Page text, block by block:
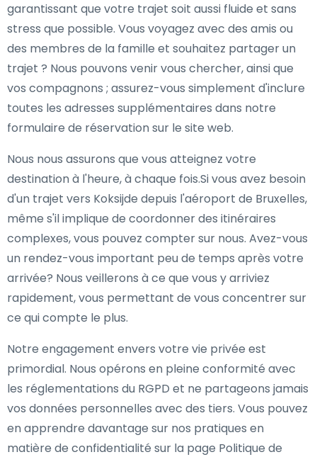
garantissant que votre trajet soit aussi fluide et sans
stress que possible. Vous voyagez avec des amis ou
des membres de la famille et souhaitez partager un
trajet ? Nous pouvons venir vous chercher, ainsi que
vos compagnons ; assurez-vous simplement d'inclure
toutes les adresses supplémentaires dans notre
formulaire de réservation sur le site web.
Nous nous assurons que vous atteignez votre
destination à l'heure, à chaque fois.Si vous avez besoin
d'un trajet vers Koksijde depuis l'aéroport de Bruxelles,
même s'il implique de coordonner des itinéraires
complexes, vous pouvez compter sur nous. Avez-vous
un rendez-vous important peu de temps après votre
arrivée? Nous veillerons à ce que vous y arriviez
rapidement, vous permettant de vous concentrer sur
ce qui compte le plus.
Notre engagement envers votre vie privée est
primordial. Nous opérons en pleine conformité avec
les réglementations du RGPD et ne partageons jamais
vos données personnelles avec des tiers. Vous pouvez
en apprendre davantage sur nos pratiques en
matière de confidentialité sur la page Politique de